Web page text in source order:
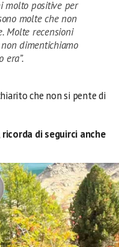
molto positive per
molte che non
Molte recensioni
dimentichiamo
era”.
che non si pente di
di seguirci anche